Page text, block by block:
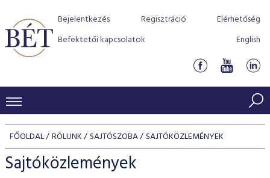
Bejelentkezés Regisztráció
Elérhetőség
Befektetői kapcsolatok
English
KERESKEDÉSI ADATOK
INDEXEK
BEFEKTETŐK
FŐOLDAL RÓLUNK SAJTÓSZOBA SAJTÓKÖZLEMÉNYEK
Sajtóközlemények